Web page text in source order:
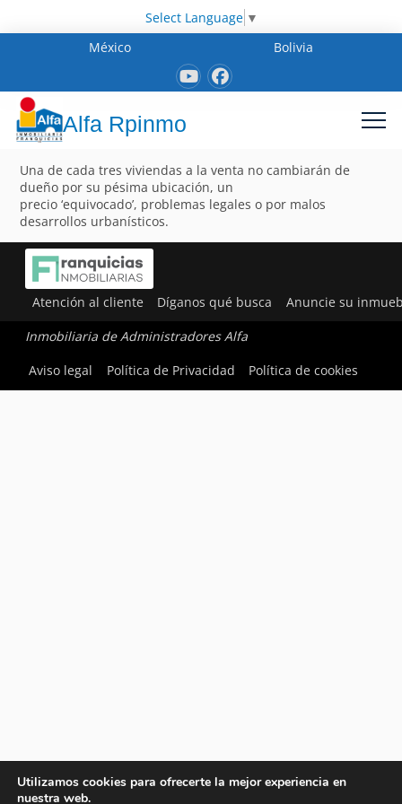
Select Language ▼
México
Bolivia
Alfa Rpinmo
Una de cada tres viviendas a la venta no cambiarán de
dueño por su pésima ubicación, un
precio ‘equivocado’, problemas legales o por malos
desarrollos urbanísticos.
Atención al cliente Díganos qué busca Anuncie su
Inmobiliaria de Administradores Alfa
Aviso legal
Política de Privacidad Política de cookies
Utilizamos cookies para ofrecerte la mejor experiencia en
nuestra web.